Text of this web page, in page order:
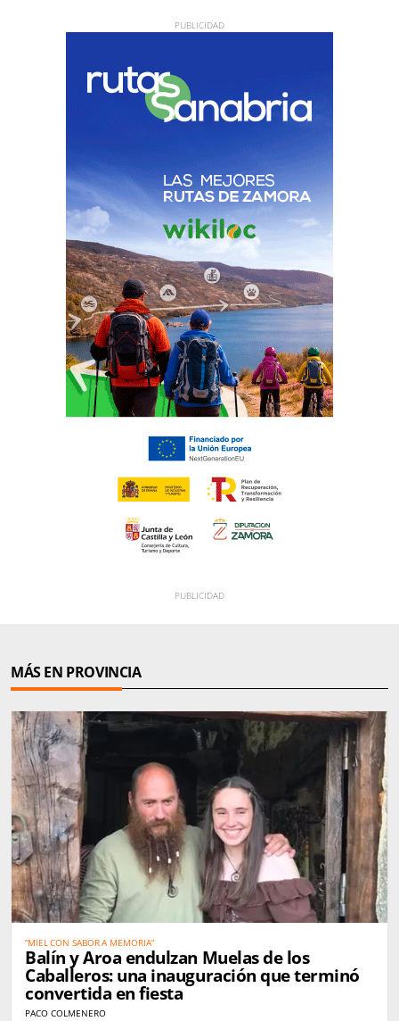
MÁS EN PROVINCIA
“MIEL CON SABOR A MEMORIA”
Balín y Aroa endulzan Muelas de los
Caballeros: una inauguración que terminó
convertida en fiesta
PACO COLMENERO